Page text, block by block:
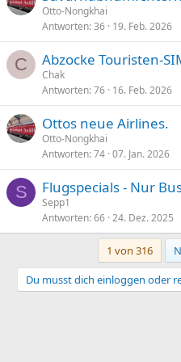
Otto-Nongkhai
Antworten 36 19. Feb. 2026
C Abzocke Touristen-
Chak
Antworten 76 16. Feb. 2026
Ottos neue Airlines.
Otto-Nongkhai
Antworten 74 07. Jan. 2026
S Flugspecials - Nur
Sepp1
Antworten 66 24. Dez. 2025
1 von 316
Du musst dich einloggen oder